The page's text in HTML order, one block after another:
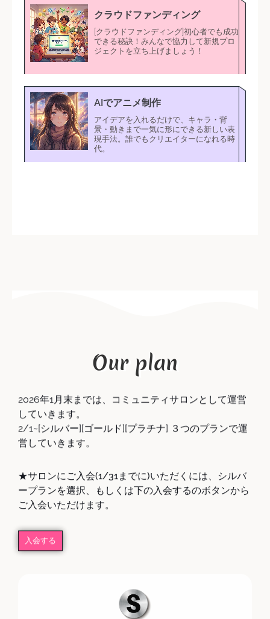
クラウドファンディング
[クラウドファンディング]初心者でも成功
できる秘訣！みんなで協力して新規プロ
ジェクトを立ち上げましょう！
AIでアニメ制作
アイデアを入れるだけで、キャラ・背
景・動きまで一気に形にできる新しい表
現手法。誰でもクリエイターになれる時
代。
Our plan
2026年1月末までは、コミュニティサロンとして運営
していきます。
2/1~[シルバー][ゴールド][プラチナ] ３つのプランで運
営していきます。
★サロンにご入会(1/31までに)いただくには、シルバ
ープランを選択、もしくは下の入会するのボタンから
ご入会いただけます。
入会する